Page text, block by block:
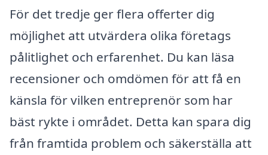
För det tredje ger flera offerter dig
möjlighet att utvärdera olika företags
pålitlighet och erfarenhet. Du kan läsa
recensioner och omdömen för att få en
känsla för vilken entreprenör som har
bäst rykte i området. Detta kan spara dig
från framtida problem och säkerställa att